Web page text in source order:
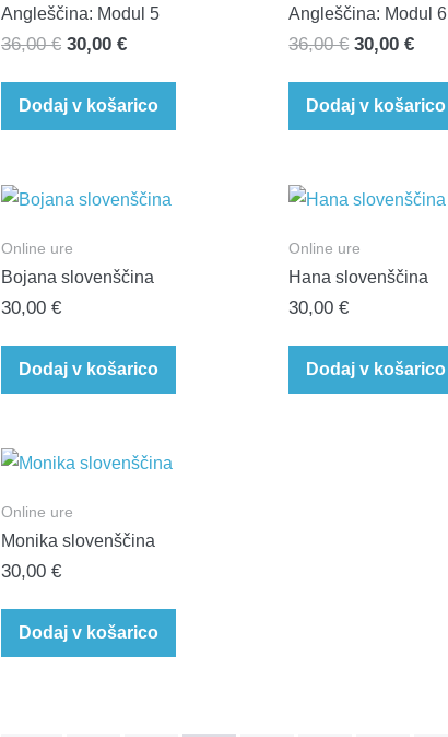
Angleščina: Modul 5
36,00€ Izvirna
je
bila:
30,00 €Trenutna
je:
30,00 €.
Dodaj v košarico
Angleščina: Modul 6
36,00€ Izvirna
je
bila:
30,00€
je:
Dodaj v košarico
Online ure
Bojana slovenščina
30,00 €
Dodaj v košarico
Online ure
Hana slovenščina
30,00€
Dodaj v košarico
Online ure
Monika slovenščina
30,00 €
Dodaj v košarico